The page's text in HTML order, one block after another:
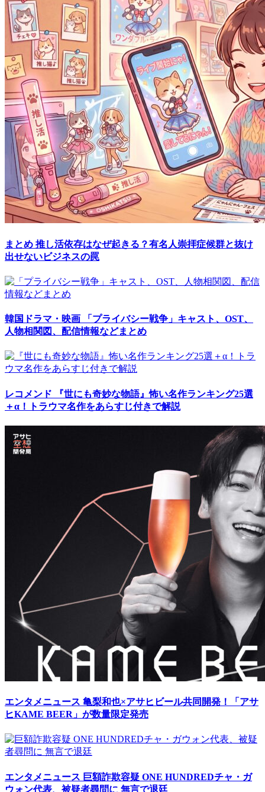
まとめ 推し活依存はなぜ起きる？有名人崇拝症候群と抜け
出せないビジネスの罠
韓国ドラマ・映画 「プライバシー戦争」キャスト、OST、
人物相関図、配信情報などまとめ
レコメンド 『世にも奇妙な物語』怖い名作ランキング25選
＋α！トラウマ名作をあらすじ付きで解説
エンタメニュース 亀梨和也×アサヒビール共同開発！「アサ
ヒKAME BEER」が数量限定発売
エンタメニュース 巨額詐欺容疑 ONE HUNDREDチャ・ガ
ウォン代表、被疑者尋問に 無言で退廷